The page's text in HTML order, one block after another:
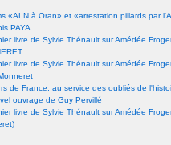
«ALN à Oran» et «arrestation pillards par
PAYA
livre de Sylvie Thénault sur Amédée
livre de Sylvie Thénault sur Amédée
de France, au service des oubliés de
ouvrage de Guy Pervillé
livre de Sylvie Thénault sur Amédée